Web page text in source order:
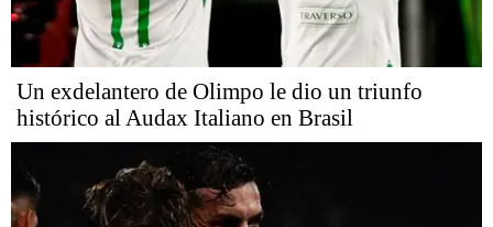
Un exdelantero de Olimpo le dio un triunfo
histórico al Audax Italiano en Brasil